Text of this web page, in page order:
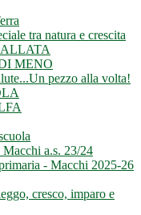
tra natura e crescita
MENO
pezzo alla volta!
a.s. 23/24
- Macchi 2025-26
cresco, imparo e